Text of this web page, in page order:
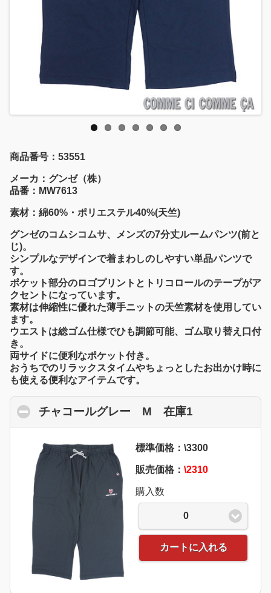
商品番号：53551
メーカ：グンゼ（株）
品番：MW7613
素材：綿60%・ポリエステル40%(天竺)
グンゼのコムシコムサ、メンズの7分丈ルームパンツ(前と
じ)。
シンプルなデザインで着まわしのしやすい単品パンツで
す。
ポケット部分のロゴプリントとトリコロールのテープがア
クセントになっています。
素材は伸縮性に優れた薄手ニットの天竺素材を使用してい
ます。
ウエストは総ゴム仕様でひも調節可能、ゴム取り替え口付
き。
両サイドに便利なポケット付き。
おうちでのリラックスタイムやちょっとしたお出かけ時に
も使える便利なアイテムです。
チャコールグレー M 在庫1
標準価格：\3300
販売価格： \2310
購入数
0
カートに入れる